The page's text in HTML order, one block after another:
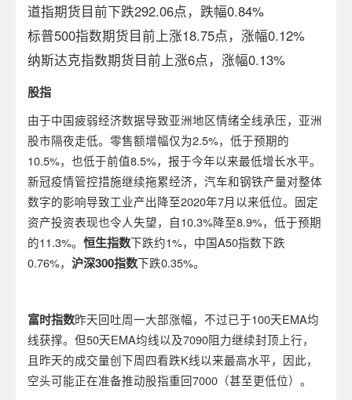
道指期货目前下跌292.06点，跌幅0.84%
标普500指数期货目前上涨18.75点，涨幅0.12%
纳斯达克指数期货目前上涨6点，涨幅0.13%
股指
由于中国疲弱经济数据导致亚洲地区情绪全线承压，亚洲
股市隔夜走低。零售额增幅仅为2.5%，低于预期的
10.5%，也低于前值8.5%，报于今年以来最低增长水平。
新冠疫情管控措施继续拖累经济，汽车和钢铁产量对整体
数字的影响导致工业产出降至2020年7月以来低位。固定
资产投资表现也令人失望，自10.3%降至8.9%，低于预期
的11.3%。 恒生指数下跌约1%，中国A50指数下跌
0.76%， 沪深300指数下跌0.35%。
富时指数昨天回吐周一大部涨幅，不过已于100天EMA均
线获撑。但50天EMA均线以及7090阻力继续封顶上行，
且昨天的成交量创下周四看跌K线以来最高水平，因此，
空头可能正在准备推动股指重回7000（甚至更低位）。